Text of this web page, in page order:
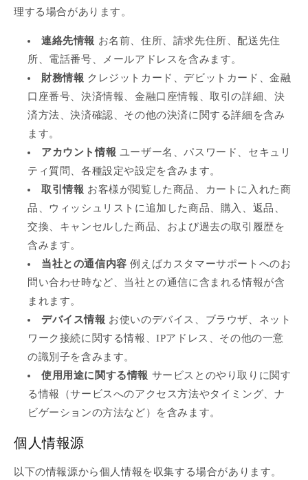
理する場合があります。
連絡先情報 お名前、住所、請求先住所、配送先住
所、電話番号、メールアドレスを含みます。
財務情報 クレジットカード、デビットカード、金融
口座番号、決済情報、金融口座情報、取引の詳細、決
済方法、決済確認、その他の決済に関する詳細を含み
ます。
アカウント情報 ユーザー名、パスワード、セキュリ
ティ質問、各種設定や設定を含みます。
取引情報 お客様が閲覧した商品、カートに入れた商
品、ウィッシュリストに追加した商品、購入、返品、
交換、キャンセルした商品、および過去の取引履歴を
含みます。
当社との通信内容 例えばカスタマーサポートへのお
問い合わせ時など、当社との通信に含まれる情報が含
まれます。
デバイス情報 お使いのデバイス、ブラウザ、ネット
ワーク接続に関する情報、IPアドレス、その他の一意
の識別子を含みます。
使用用途に関する情報 サービスとのやり取りに関す
る情報（サービスへのアクセス方法やタイミング、ナ
ビゲーションの方法など）を含みます。
個人情報源
以下の情報源から個人情報を収集する場合があります。